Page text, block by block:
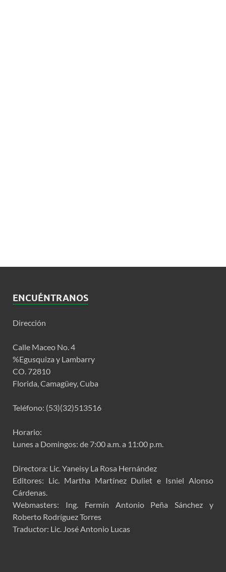
ENCUÉNTRANOS
Dirección
Calle Maceo No. 4
%Egusquiza y Lambarry
CO. 72810
Florida, Camagüey, Cuba
Teléfono: (53)(32)513516
Horario:
Lunes a Domingos: de 7:00 a.m. a 11:00 p.m.
Directora: Lic. Yaneisy La Rosa Hernández
Editores: Lic. Martha Martínez Duliet e Isniel Alonso
Cárdenas.
Webmasters: Ing. Fermín Antonio Peña Sánchez y
Roberto Rodríguez Torres
Traductor: Lic. José Antonio Lucas